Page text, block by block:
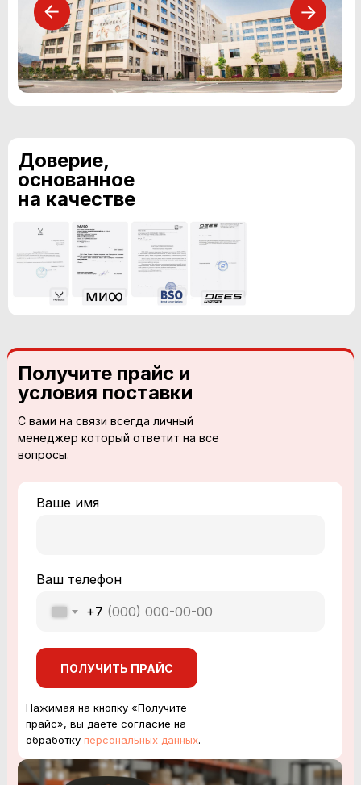
Доверие,
основанное
на качестве
Получите прайс и
условия поставки
С вами на связи всегда личный
менеджер который ответит на все
вопросы.
Ваше имя
Ваш телефон
+7
ПОЛУЧИТЬ ПРАЙС
Нажимая на кнопку «Получите
прайс», вы даете согласие на
обработку персональных данных.